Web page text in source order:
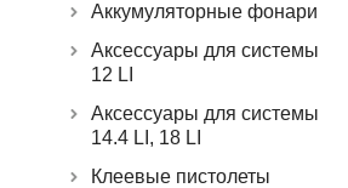
Аккумуляторные фонари
Аксессуары для системы
12 LI
Аксессуары для системы
14.4 LI, 18 LI
Клеевые пистолеты